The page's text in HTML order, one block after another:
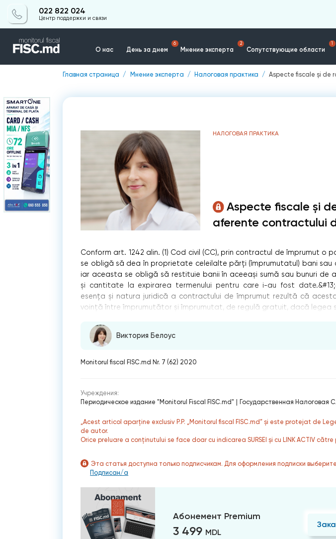
022 822 024
Центр поддержки и связи
О нас День за днем
6
Мнение эксперта
2
Сопутствующие области
1
Главная страница Мнение эксперта Налоговая практика Aspecte fiscale și de
НАЛОГОВАЯ ПРАКТИКА
Aspecte fiscale și
aferente contractului
Conform art. 1242 alin. (1) Cod civil (CC), prin contractul de împrumut o
se obligă să dea în proprietate celeilalte părţi (împrumutatul) bani sau
iar aceasta se obligă să restituie banii în aceeași sumă sau bunuri de
și cantitate la expirarea termenului pentru care i-au fost
esenţa și natura juridică a contractului de împrumut rezultă că
voinţă între împrumutător și împrumutat, de regulă gratuit, dacă legea
Виктория Белоус
Monitorul fiscal FISC.md Nr. 7 (62) 2020
Учреждения:
Периодическое издание "Monitorul Fiscal FISC.md"
Государственная Налоговая
„Acest articol aparține exclusiv P.P. „Monitorul fiscal FISC.md” și este protejat de
de autor.
Orice preluare a conținutului se face doar cu indicarea SURSEI și cu LINK ACTIV
Эта статья доступна только подписчикам. Для оформления подписки
Подписан/а
Абонемент Premium
3 499 MDL